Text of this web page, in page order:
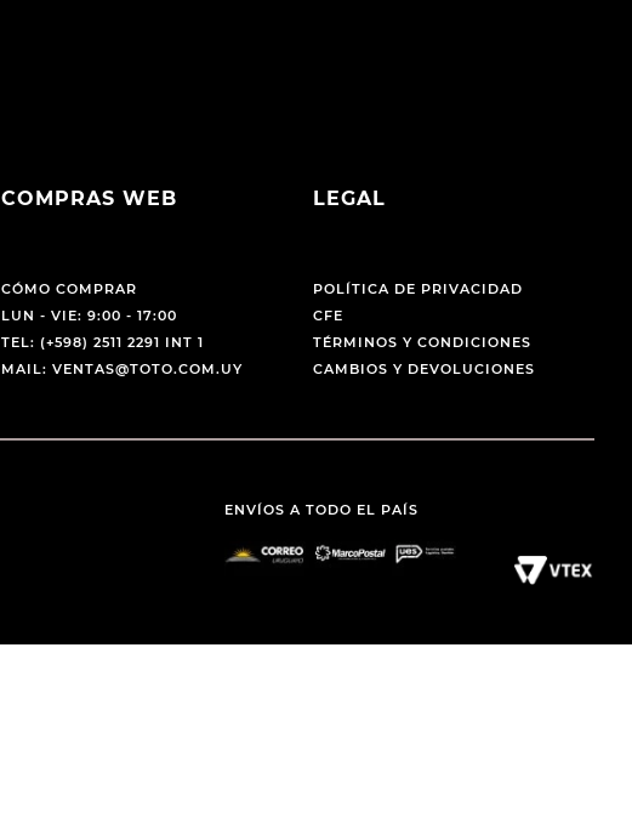
COMPRAS WEB
CÓMO COMPRAR
LUN - VIE: 9:00 - 17:00
TEL: (+598) 2511 2291 INT 1
MAIL: VENTAS@TOTO.COM.UY
LEGAL
POLÍTICA DE PRIVACIDAD
CFE
TÉRMINOS Y CONDICIONES
CAMBIOS Y DEVOLUCIONES
ENVÍOS A TODO EL PAÍS